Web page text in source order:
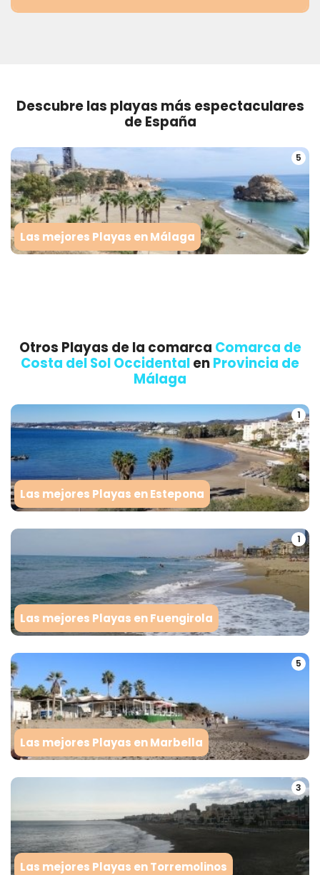
Descubre las playas más espectaculares
de España
5
Las mejores Playas en Málaga
Otros Playas de la comarca Comarca de
Costa del Sol Occidental en Provincia de
Málaga
1
Las mejores Playas en Estepona
1
Las mejores Playas en Fuengirola
5
Las mejores Playas en Marbella
3
Las mejores Playas en Torremolinos